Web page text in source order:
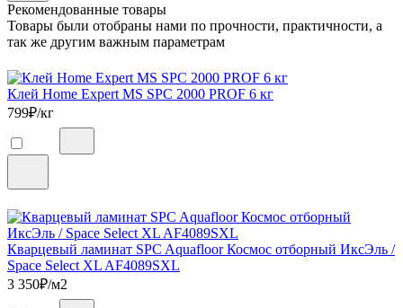
Рекомендованные товары
Товары были отобраны нами по прочности, практичности, а
так же другим важным параметрам
Клей Home Expert MS SPC 2000 PROF 6 кг
799₽/кг
Кварцевый ламинат SPC Aquafloor Космос отборный ИксЭль /
Space Select XL AF4089SXL
3 350₽/м2